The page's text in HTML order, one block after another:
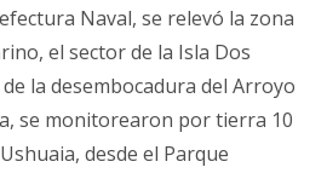
Naval, se relevó la zona
el sector de la Isla Dos
la desembocadura del Arroyo
se monitorearon por tierra 10
desde el Parque